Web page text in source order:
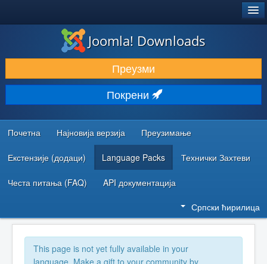
ПРЕУЗИМАЊЕ И ПРОШИРЕЊА (ЕКСТЕНЗИЈЕ)
ОТКРИЈТЕ И НАУЧИТЕ
ЗАЈЕДНИЦА И ПОДРШКА
РЕСУРСИ ЗА РАЗВОЈ
Joomla! Downloads
Преузми
Покрени
Почетна Најновија верзија Преузимање
Екстензије (додаци) Language Packs Технички Захтеви
Честа питања (FAQ) API документација
Српски ћирилица
This page is not yet fully available in your
language. Make a gift to your community by